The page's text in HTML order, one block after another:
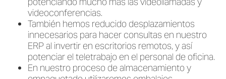
videoconferencias.
También hemos reducido desplazamientos
innecesarios para hacer consultas en nuestro
ERP al invertir en escritorios remotos, y así
potenciar el teletrabajo en el personal de oficina.
En nuestro proceso de almacenamiento y